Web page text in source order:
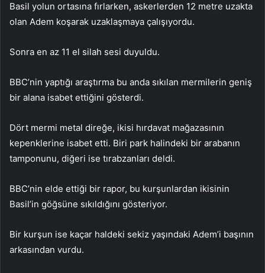
Basil yolun ortasına fırlarken, askerlerden 12 metre uzakta
olan Adem koşarak uzaklaşmaya çalışıyordu.
Sonra en az 11 el silah sesi duyuldu.
BBC’nin yaptığı araştırma bu anda sıkılan mermilerin geniş
bir alana isabet ettiğini gösterdi.
Dört mermi metal direğe, ikisi hırdavat mağazasının
kepenklerine isabet etti. Biri park halindeki bir arabanın
tamponunu, diğeri ise tırabzanları deldi.
BBC’nin elde ettiği bir rapor, bu kurşunlardan ikisinin
Basil’in göğsüne sıkıldığını gösteriyor.
Bir kurşun ise kaçar haldeki sekiz yaşındaki Adem’i başının
arkasından vurdu.